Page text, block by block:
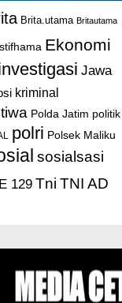
Brita.utama Britautama
Ekonomi
Jawa
kriminal
Polda Jatim politik
polri Polsek Maliku
sosialsasi
129 Tni TNI AD